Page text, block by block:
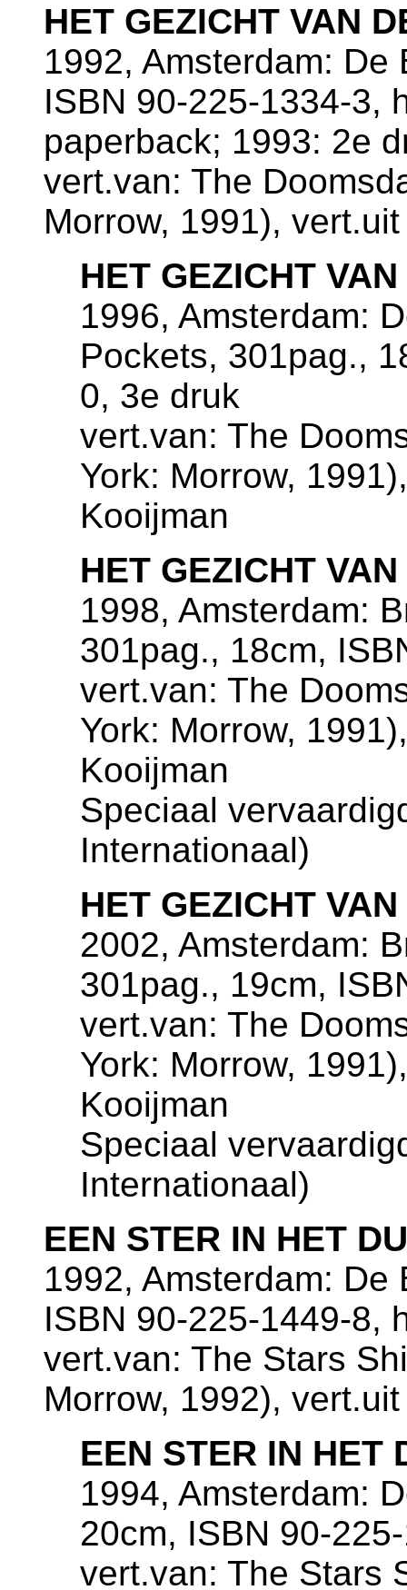
HET GEZICHT VAN
1992, Amsterdam:
ISBN 90-225-1334-3,
paperback; 1993: 2e
vert.van: The
Morrow, 1991),
HET GEZICHT
1996, Amsterdam:
Pockets, 301pag.,
0, 3e druk
vert.van: The
York: Morrow,
Kooijman
HET GEZICHT
1998, Amsterdam:
301pag., 18cm,
vert.van: The
York: Morrow,
Kooijman
Speciaal
Internationaal)
HET GEZICHT
2002, Amsterdam:
301pag., 19cm,
vert.van: The
York: Morrow,
Kooijman
Speciaal
Internationaal)
EEN STER IN HET
1992, Amsterdam:
ISBN 90-225-1449-8,
vert.van: The Stars
Morrow, 1992),
EEN STER IN HET
1994, Amsterdam:
20cm, ISBN 90-
vert.van: The Stars